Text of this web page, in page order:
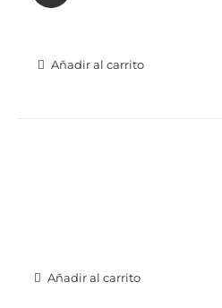
Añadir al carrito
Añadir al carrito